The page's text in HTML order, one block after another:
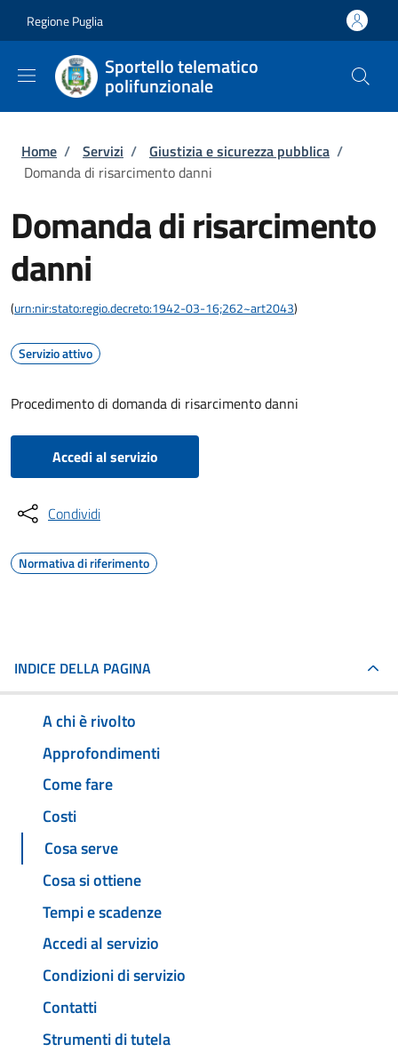
Regione Puglia
Sportello telematico
polifunzionale
Briciole di pane
Home / Servizi / Giustizia e sicurezza pubblica /
Domanda di risarcimento danni
Domanda di risarcimento
danni
(urn:nir:stato:regio.decreto:1942-03-16;262~art2043)
Servizio attivo
Procedimento di domanda di risarcimento danni
Accedi al servizio
Condividi
Normativa di riferimento
INDICE DELLA PAGINA
A chi è rivolto
Approfondimenti
Come fare
Costi
Cosa serve
Cosa si ottiene
Tempi e scadenze
Accedi al servizio
Condizioni di servizio
Contatti
Strumenti di tutela